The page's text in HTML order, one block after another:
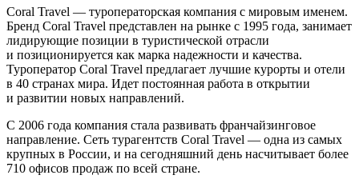
Coral Travel — туроператорская компания с мировым именем.
Бренд Coral Travel представлен на рынке с 1995 года, занимает
лидирующие позиции в туристической отрасли
и позиционируется как марка надежности и качества.
Туроператор Coral Travel предлагает лучшие курорты и отели
в 40 странах мира. Идет постоянная работа в открытии
и развитии новых направлений.
С 2006 года компания стала развивать франчайзинговое
направление. Сеть турагентств Coral Travel — одна из самых
крупных в России, и на сегодняшний день насчитывает более
710 офисов продаж по всей стране.